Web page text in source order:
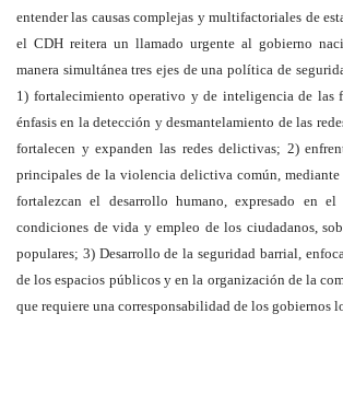
entender las causas complejas y multifactoriales de
el CDH reitera un llamado urgente al gobierno
manera simultánea tres ejes de una política de
1) fortalecimiento operativo y de inteligencia de las
énfasis en la detección y desmantelamiento de las
fortalecen y expanden las redes delictivas; 2)
principales de la violencia delictiva común,
fortalezcan el desarrollo humano, expresado en
condiciones de vida y empleo de los ciudadanos,
populares; 3) Desarrollo de la seguridad barrial,
de los espacios públicos y en la organización de la
que requiere una corresponsabilidad de los gobiernos